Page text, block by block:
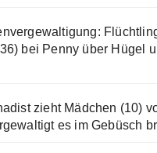
bei Penny über Hügel
zieht Mädchen (10)
es im Gebüsch